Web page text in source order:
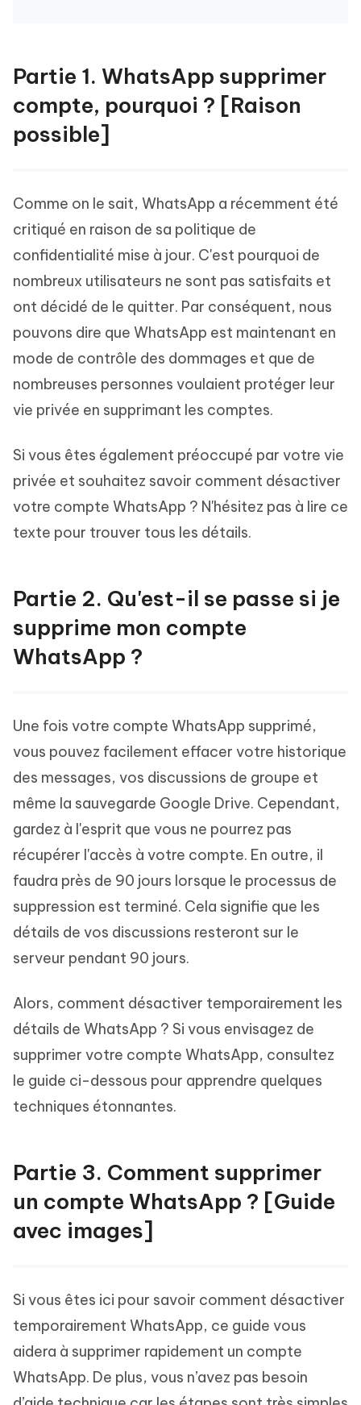
Partie 1. WhatsApp supprimer
compte, pourquoi ? [Raison
possible]
Comme on le sait, WhatsApp a récemment été
critiqué en raison de sa politique de
confidentialité mise à jour. C'est pourquoi de
nombreux utilisateurs ne sont pas satisfaits et
ont décidé de le quitter. Par conséquent, nous
pouvons dire que WhatsApp est maintenant en
mode de contrôle des dommages et que de
nombreuses personnes voulaient protéger leur
vie privée en supprimant les comptes.
Si vous êtes également préoccupé par votre vie
privée et souhaitez savoir comment désactiver
votre compte WhatsApp ? N'hésitez pas à lire ce
texte pour trouver tous les détails.
Partie 2. Qu'est-il se passe si je
supprime mon compte
WhatsApp ?
Une fois votre compte WhatsApp supprimé,
vous pouvez facilement effacer votre historique
des messages, vos discussions de groupe et
même la sauvegarde Google Drive. Cependant,
gardez à l'esprit que vous ne pourrez pas
récupérer l'accès à votre compte. En outre, il
faudra près de 90 jours lorsque le processus de
suppression est terminé. Cela signifie que les
détails de vos discussions resteront sur le
serveur pendant 90 jours.
Alors, comment désactiver temporairement les
détails de WhatsApp ? Si vous envisagez de
supprimer votre compte WhatsApp, consultez
le guide ci-dessous pour apprendre quelques
techniques étonnantes.
Partie 3. Comment supprimer
un compte WhatsApp ? [Guide
avec images]
Si vous êtes ici pour savoir comment désactiver
temporairement WhatsApp, ce guide vous
aidera à supprimer rapidement un compte
WhatsApp. De plus, vous n’avez pas besoin